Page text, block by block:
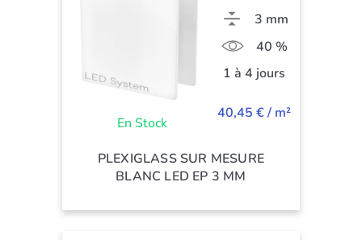
En Stock
3 mm
40 %
1 à 4 jours
40,45 € / m²
PLEXIGLASS SUR MESURE
BLANC LED EP 3 MM